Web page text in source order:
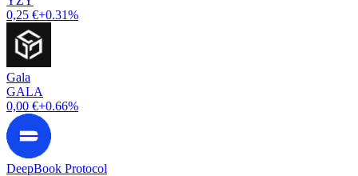
0,25 €+0.31%
Gala
GALA
0,00 €+0.66%
DeepBook Protocol